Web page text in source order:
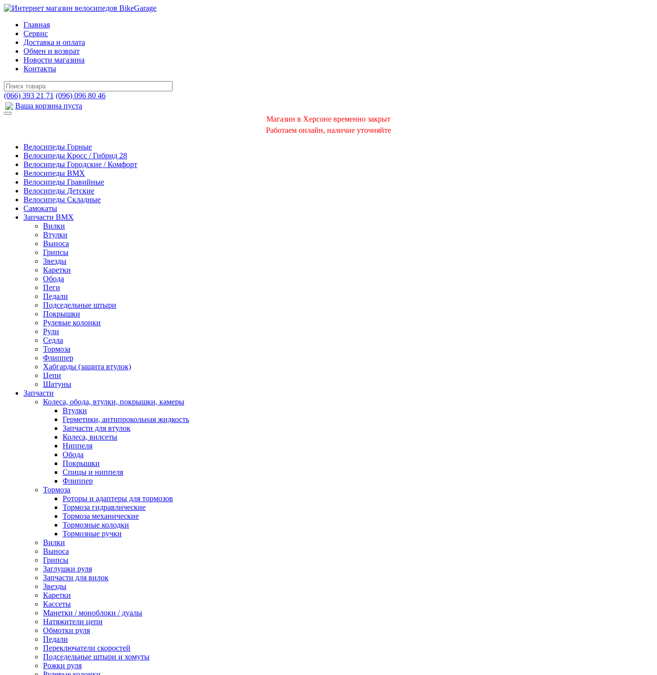
Главная
Сервис
Доставка и оплата
Обмен и возврат
Новости магазина
Контакты
(066) 393 21 71 (096) 096 80 46
Ваша корзина пуста
Магазин в Херсоне временно закрыт
Работаем онлайн, наличие уточняйте
Велосипеды Горные
Велосипеды Кросс / Гибрид 28
Велосипеды Городские / Комфорт
Велосипеды BMX
Велосипеды Гравийные
Велосипеды Детские
Велосипеды Складные
Самокаты
Запчасти BMX
Вилки
Втулки
Выноса
Грипсы
Звезды
Каретки
Обода
Пеги
Педали
Подседельные штыри
Покрышки
Рулевые колонки
Рули
Седла
Тормоза
Флиппер
Хабгарды (защита втулок)
Цепи
Шатуны
Запчасти
Колеса, обода, втулки, покрышки, камеры
Втулки
Герметики, антипрокольная жидкость
Запчасти для втулок
Колеса, вилсеты
Ниппеля
Обода
Покрышки
Спицы и ниппеля
Флиппер
Тормоза
Роторы и адаптеры для тормозов
Тормоза гидравлические
Тормоза механические
Тормозные колодки
Тормозные ручки
Вилки
Выноса
Грипсы
Заглушки руля
Запчасти для вилок
Звезды
Каретки
Кассеты
Манетки / моноблоки / дуалы
Натяжители цепи
Обмотки руля
Педали
Переключатели скоростей
Подседельные штыри и хомуты
Рожки руля